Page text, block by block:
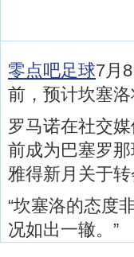
零点吧足球7月
前，预计坎塞洛
罗马诺在社交
前成为巴塞罗
雅得新月关于
“坎塞洛的态度
况如出一辙。”